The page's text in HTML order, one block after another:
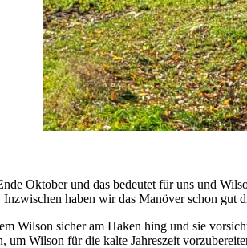
Oktober und das bedeutet für uns und
Inzwischen haben wir das Manöver schon gut
Wilson sicher am Haken hing und sie
um Wilson für die kalte Jahreszeit